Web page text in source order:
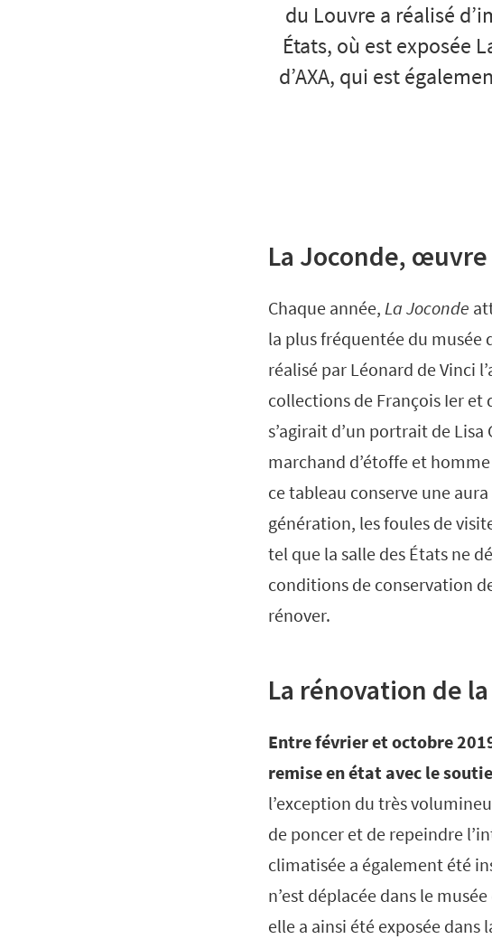
du Louvre a réalisé
États, où est exposée
d’AXA, qui est
La Joconde,
Chaque année, La Joconde
la plus fréquentée du musée
réalisé par Léonard de Vinci
collections de François Ier et
s’agirait d’un portrait de
marchand d’étoffe et
ce tableau conserve une
génération, les foules de
tel que la salle des États ne
conditions de conservation
rénover.
La rénovation de
Entre février et octobre
remise en état avec le
l’exception du très
de poncer et de repeindre
climatisée a également été
n’est déplacée dans le
elle a ainsi été exposée dans